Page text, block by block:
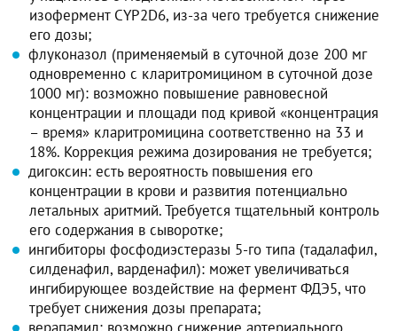
изофермент СYP2D6, из-за чего требуется снижение
его дозы;
флуконазол (применяемый в суточной дозе 200 мг
одновременно с кларитромицином в суточной дозе
1000 мг): возможно повышение равновесной
концентрации и площади под кривой «концентрация
– время» кларитромицина соответственно на 33 и
18%. Коррекция режима дозирования не требуется;
дигоксин: есть вероятность повышения его
концентрации в крови и развития потенциально
летальных аритмий. Требуется тщательный контроль
его содержания в сыворотке;
ингибиторы фосфодиэстеразы 5-го типа (тадалафил,
силденафил, варденафил): может увеличиваться
ингибирующее воздействие на фермент ФДЭ5, что
требует снижения дозы препарата;